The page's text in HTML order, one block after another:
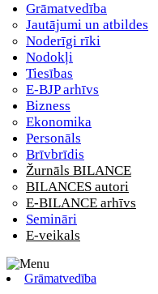
Grāmatvedība
Jautājumi un atbildes
Noderīgi rīki
Nodokļi
Tiesības
E-BJP arhīvs
Bizness
Ekonomika
Personāls
Brīvbrīdis
Žurnāls BILANCE
BILANCES autori
E-BILANCE arhīvs
Semināri
E-veikals
Grāmatvedība